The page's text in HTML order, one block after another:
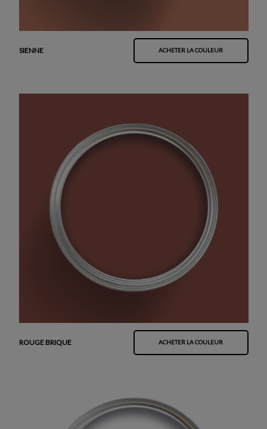
SIENNE ACHETER LA COULEUR
ROUGE BRIQUE ACHETER LA COULEUR